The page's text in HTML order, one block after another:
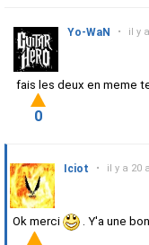
Yo-WaN • il y
fais les deux en meme
0
Iciot • il y a 20
Ok merci . Y'a une